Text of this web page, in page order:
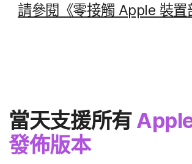
請​參閱​《零接觸 Apple 裝置
當天​支援​所有
發佈版​本